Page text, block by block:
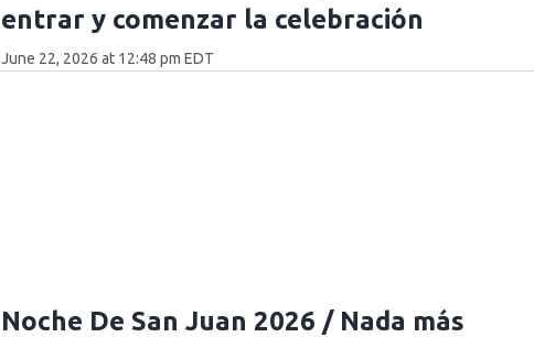
entrar y comenzar la celebración
June 22, 2026 at 12:48 pm EDT
Noche De San Juan 2026 / Nada más